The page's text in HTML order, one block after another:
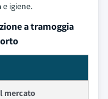
igiene.
a tramoggia
mercato